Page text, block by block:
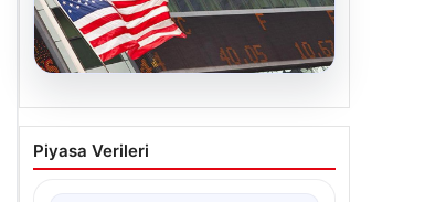
04.08.2026
FED faiz kararı ne zaman
açıklanacak? Nisan ayı
Piyasa Verileri